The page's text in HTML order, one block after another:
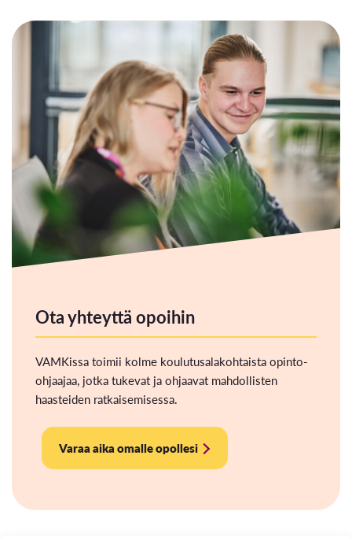
Ota yhteyttä opoihin
VAMKissa toimii kolme koulutusalakohtaista opinto-
ohjaajaa, jotka tukevat ja ohjaavat mahdollisten
haasteiden ratkaisemisessa.
Varaa aika omalle opollesi